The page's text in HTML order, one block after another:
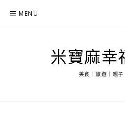
MENU
米寶麻幸
美食｜旅遊｜親子